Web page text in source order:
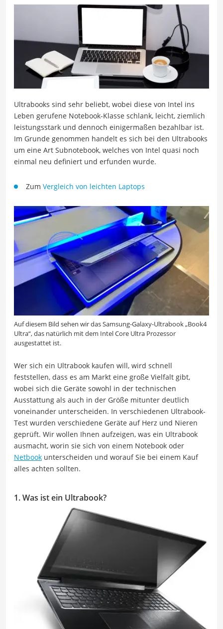
Ultrabooks sind sehr beliebt, wobei diese von Intel ins
Leben gerufene Notebook-Klasse schlank, leicht, ziemlich
leistungsstark und dennoch einigermaßen bezahlbar ist.
Im Grunde genommen handelt es sich bei den Ultrabooks
um eine Art Subnotebook, welches von Intel quasi noch
einmal neu definiert und erfunden wurde.
Zum Vergleich von leichten Laptops
Auf diesem Bild sehen wir das Samsung-Galaxy-Ultrabook „Book4
Ultra“, das natürlich mit dem Intel Core Ultra Prozessor
ausgestattet ist.
Wer sich ein Ultrabook kaufen will, wird schnell
feststellen, dass es am Markt eine große Vielfalt gibt,
wobei sich die Geräte sowohl in der technischen
Ausstattung als auch in der Größe mitunter deutlich
voneinander unterscheiden. In verschiedenen Ultrabook-
Test wurden verschiedene Geräte auf Herz und Nieren
geprüft. Wir wollen Ihnen aufzeigen, was ein Ultrabook
ausmacht, worin sie sich von einem Notebook oder
Netbook unterscheiden und worauf Sie bei einem Kauf
alles achten sollten.
1. Was ist ein Ultrabook?